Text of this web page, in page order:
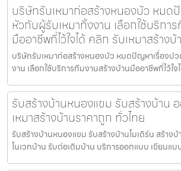
บริษัทรับเหมาก่อสร้างหนองบัว หมด
หัวกับผู้รับเหมาทิ้งงาน เลือกใช้บริกา
มืออาชีพที่ไว้ใจได้ คลิก รับเหมาสร้าง
บริษัทรับเหมาก่อสร้างหนองบัว หมดปัญหาเรื่องป
งาน เลือกใช้บริการทีมงานสร้างบ้านมืออาชีพที่ไว้ใจ
รับสร้างบ้านหนองแขม รับสร้างบ้าน
เหมาสร้างบ้านราคาถูก ทั่วไทย
รับสร้างบ้านหนองแขม รับสร้างบ้านโมเดิร์น สร้างบ้
โนเวทบ้าน รับต่อเติมบ้าน บริการออกแบบ เขียนแ